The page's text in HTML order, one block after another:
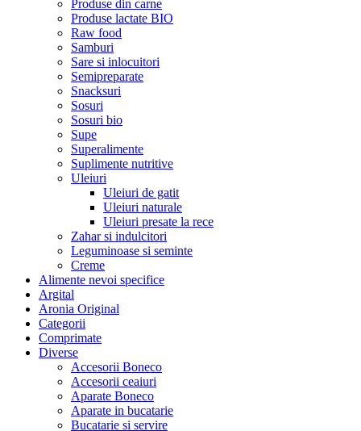
Produse din carne
Produse lactate BIO
Raw food
Samburi
Sare si inlocuitori
Semipreparate
Snacksuri
Sosuri
Sosuri bio
Supe
Superalimente
Suplimente nutritive
Uleiuri
Uleiuri de gatit
Uleiuri naturale
Uleiuri presate la rece
Zahar si indulcitori
Leguminoase si seminte
Creme
Alimente nevoi specifice
Argital
Aronia Original
Categorii
Comprimate
Diverse
Accesorii Boneco
Accesorii ceaiuri
Aparate Boneco
Aparate in bucatarie
Bucatarie si servire